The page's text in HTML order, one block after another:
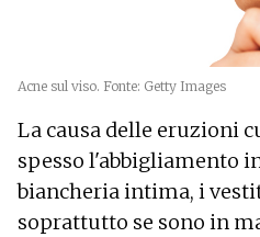
Acne sul viso. Fonte: Getty Images
La causa delle eruzioni
spesso l'abbigliamento
biancheria intima, i
soprattutto se sono in